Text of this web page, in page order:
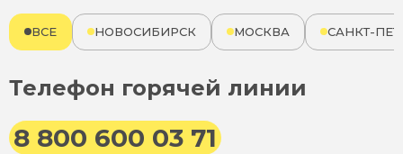
ВСЕ НОВОСИБИРСК МОСКВА САНКТ-
Телефон горячей линии
8 800 600 03 71